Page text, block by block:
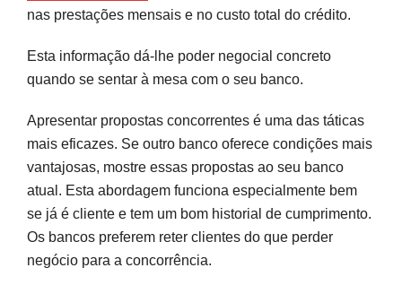
nas prestações mensais e no custo total do crédito.
Esta informação dá-lhe poder negocial concreto
quando se sentar à mesa com o seu banco.
Apresentar propostas concorrentes é uma das táticas
mais eficazes. Se outro banco oferece condições mais
vantajosas, mostre essas propostas ao seu banco
atual. Esta abordagem funciona especialmente bem
se já é cliente e tem um bom historial de cumprimento.
Os bancos preferem reter clientes do que perder
negócio para a concorrência.